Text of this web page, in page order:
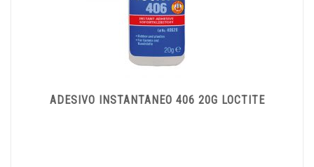
ADESIVO INSTANTANEO 406 20G LOCTITE